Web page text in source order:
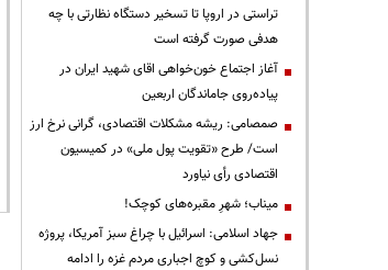
تراستی در اروپا تا تسخیر دستگاه نظارتی با چه
هدفی صورت گرفته است
آغاز اجتماع خون‌خواهی اقای شهید ایران در
پیاده‌روی جاماندگان اربعین
صمصامی: ریشه مشکلات اقتصادی، گرانی نرخ ارز
است/ طرح «تقویت پول ملی» در کمیسیون
اقتصادی رأی نیاورد
میناب؛ شهرِ مقبره‌های کوچک!
جهاد اسلامی: اسرائیل با چراغ سبز آمریکا، پروژه
نسل‌کشی و کوچ اجباری مردم غزه را ادامه